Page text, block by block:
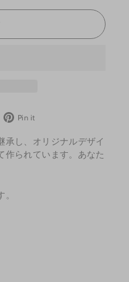
Pin it
Pinterest
承し、オリジナルデザイ
作られています。あなた